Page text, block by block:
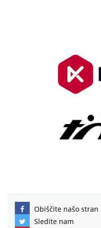
Obiščite našo stran
Sledite nam